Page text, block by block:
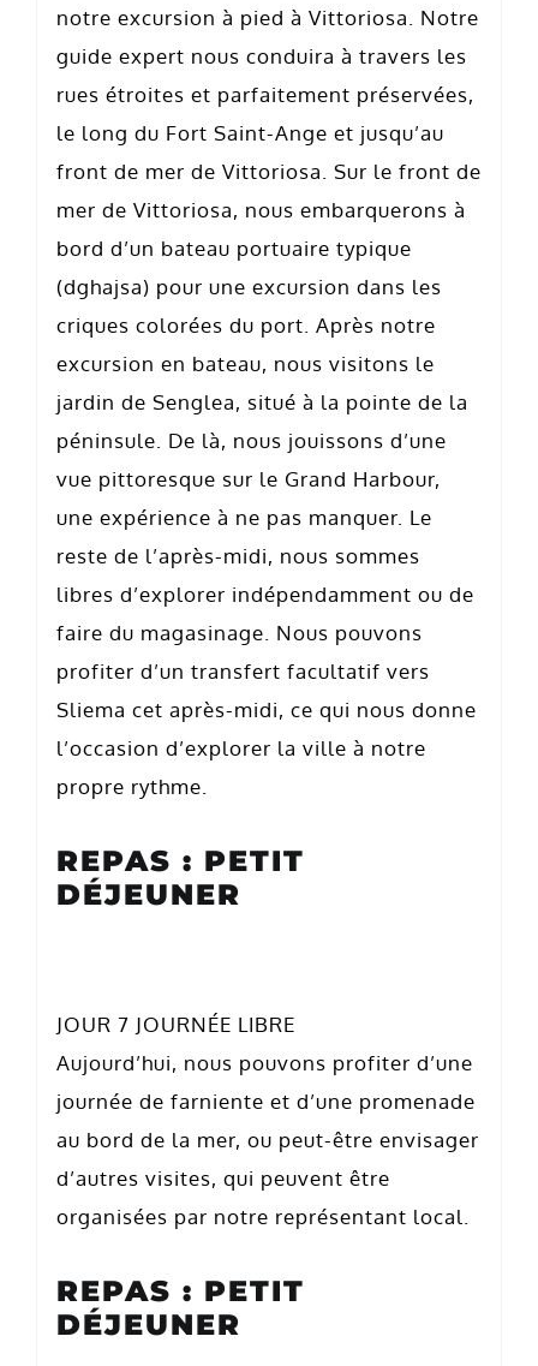
notre excursion à pied à Vittoriosa. Notre
guide expert nous conduira à travers les
rues étroites et parfaitement préservées,
le long du Fort Saint-Ange et jusqu’au
front de mer de Vittoriosa. Sur le front de
mer de Vittoriosa, nous embarquerons à
bord d’un bateau portuaire typique
(dghajsa) pour une excursion dans les
criques colorées du port. Après notre
excursion en bateau, nous visitons le
jardin de Senglea, situé à la pointe de la
péninsule. De là, nous jouissons d’une
vue pittoresque sur le Grand Harbour,
une expérience à ne pas manquer. Le
reste de l’après-midi, nous sommes
libres d’explorer indépendamment ou de
faire du magasinage. Nous pouvons
profiter d’un transfert facultatif vers
Sliema cet après-midi, ce qui nous donne
l’occasion d’explorer la ville à notre
propre rythme.
REPAS : PETIT
DÉJEUNER
JOUR 7 JOURNÉE LIBRE
Aujourd’hui, nous pouvons profiter d’une
journée de farniente et d’une promenade
au bord de la mer, ou peut-être envisager
d’autres visites, qui peuvent être
organisées par notre représentant local.
REPAS : PETIT
DÉJEUNER